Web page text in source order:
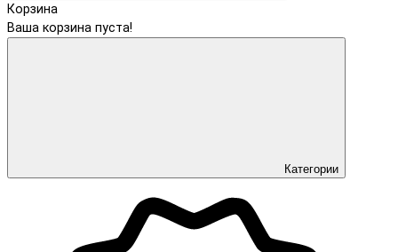
Корзина
Ваша корзина пуста!
Категории